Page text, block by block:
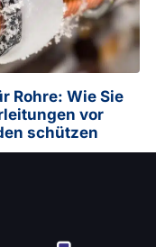
Rohre: Wie Sie
vor
schützen